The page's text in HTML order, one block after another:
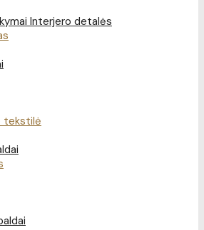
Interjero detalės
tekstilė